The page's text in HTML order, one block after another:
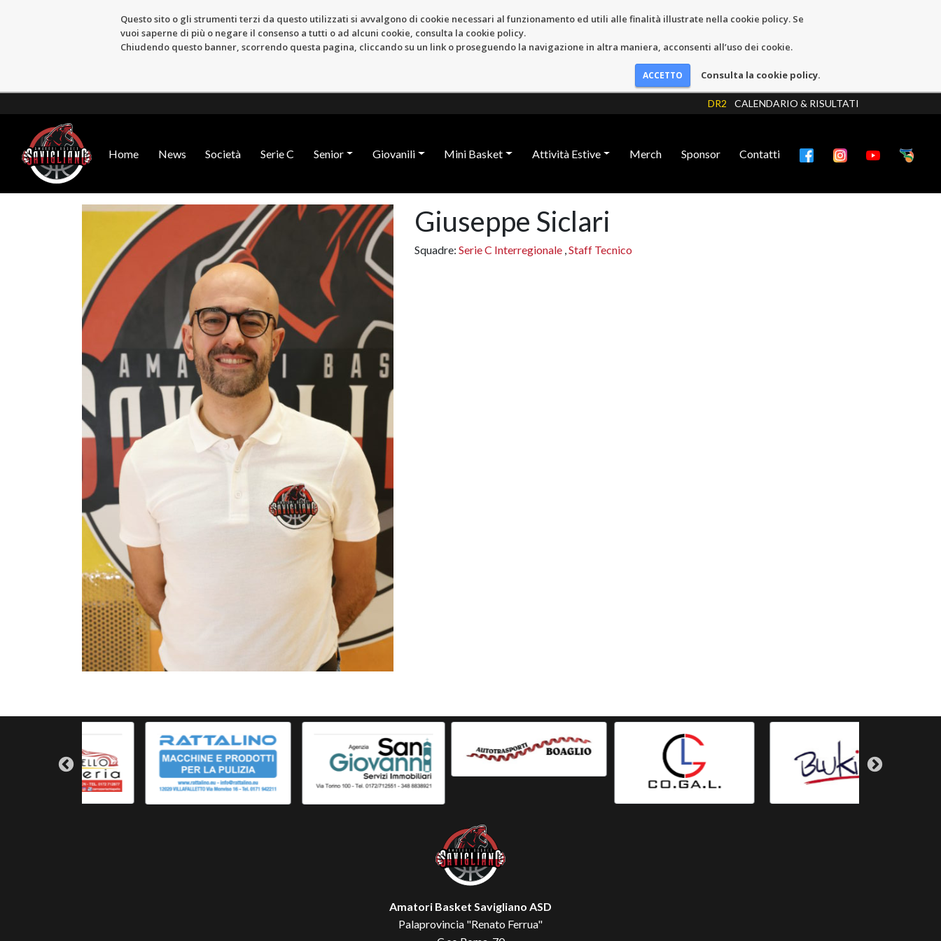
Questo sito o gli strumenti terzi da questo utilizzati si avvalgono di cookie necessari al funzionamento ed utili alle finalità illustrate nella cookie policy. Se
vuoi saperne di più o negare il consenso a tutti o ad alcuni cookie, consulta la cookie policy.
Chiudendo questo banner, scorrendo questa pagina, cliccando su un link o proseguendo la navigazione in altra maniera, acconsenti all’uso dei cookie.
Consulta la cookie policy.
DR2 CALENDARIO & RISULTATI
Home News Società Serie C Senior Giovanili Mini Basket Attività Estive Merch Sponsor Contatti
Giuseppe Siclari
Squadre: Serie C Interregionale Staff Tecnico
Amatori Basket Savigliano ASD
Palaprovincia "Renato Ferrua"